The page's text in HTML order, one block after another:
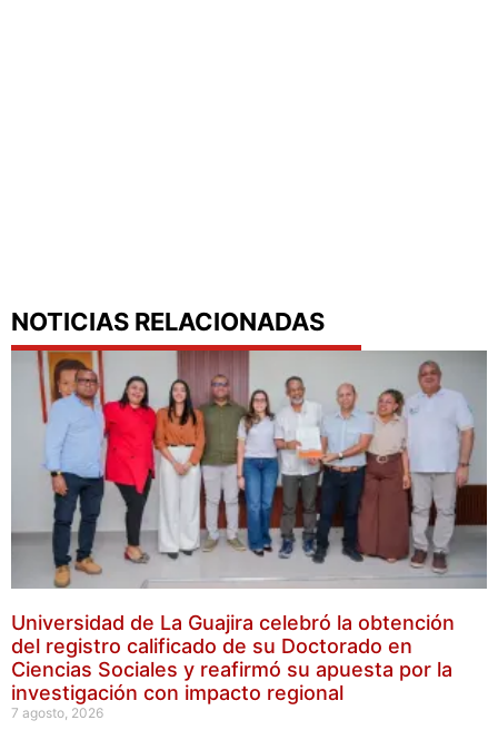
NOTICIAS RELACIONADAS
Universidad de La Guajira celebró la obtención
del registro calificado de su Doctorado en
Ciencias Sociales y reafirmó su apuesta por la
investigación con impacto regional
7 agosto, 2026